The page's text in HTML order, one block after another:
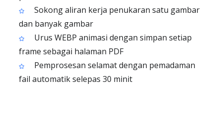
Sokong aliran kerja penukaran satu gambar
dan banyak gambar
Urus WEBP animasi dengan simpan setiap
frame sebagai halaman PDF
Pemprosesan selamat dengan pemadaman
fail automatik selepas 30 minit